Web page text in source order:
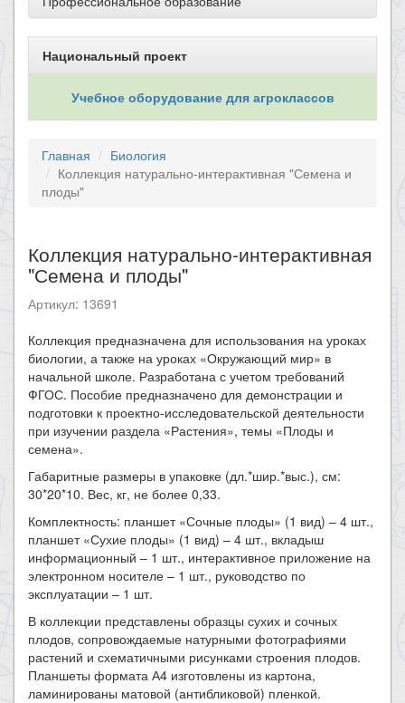
Национальный проект
Учебное оборудование для агроклассов
Главная
Биология
Коллекция натурально-интерактивная "Семена и
плоды"
Коллекция натурально-интерактивная
"Семена и плоды"
Артикул: 13691
​Коллекция предназначена для использования на уроках
биологии, а также на уроках «Окружающий мир» в
начальной школе. Разработана с учетом требований
ФГОС. Пособие предназначено для демонстрации и
подготовки к проектно-исследовательской деятельности
при изучении раздела «Растения», темы «Плоды и
семена».
Габаритные размеры в упаковке (дл.*шир.*выс.), см:
30*20*10. Вес, кг, не более 0,33.
Комплектность: планшет «Сочные плоды» (1 вид) – 4 шт.,
планшет «Сухие плоды» (1 вид) – 4 шт., вкладыш
информационный – 1 шт., интерактивное приложение на
электронном носителе – 1 шт., руководство по
эксплуатации – 1 шт.
В коллекции представлены образцы сухих и сочных
плодов, сопровождаемые натурными фотографиями
растений и схематичными рисунками строения плодов.
Планшеты формата А4 изготовлены из картона,
ламинированы матовой (антибликовой) пленкой.